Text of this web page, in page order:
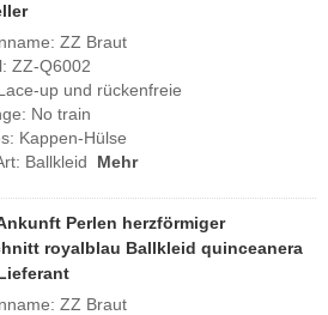
ZZ Braut
ZZ-Q6002
up und rückenfreie
No train
Kappen-Hülse
Ballkleid Mehr
Perlen herzförmiger
royalblau Ballkleid quinceanera
ZZ Braut